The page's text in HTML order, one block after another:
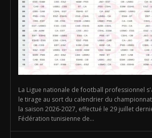
La Ligue nationale de football professionnel
le tirage au sort du calendrier du
la saison 2026-2027, effectué le 29 juillet
Fédération tunisienne de...